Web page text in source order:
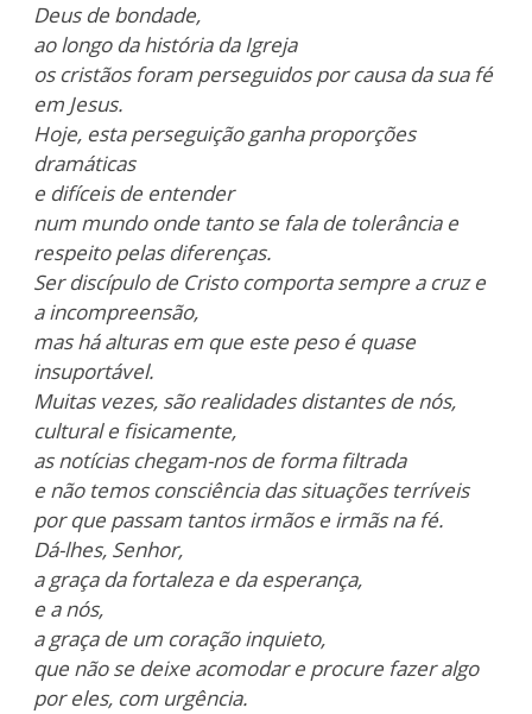
Deus de bondade,
ao longo da história da Igreja
os cristãos foram perseguidos por causa da sua fé
em Jesus.
Hoje, esta perseguição ganha proporções
dramáticas
e difíceis de entender
num mundo onde tanto se fala de tolerância e
respeito pelas diferenças.
Ser discípulo de Cristo comporta sempre a cruz e
a incompreensão,
mas há alturas em que este peso é quase
insuportável.
Muitas vezes, são realidades distantes de nós,
cultural e fisicamente,
as notícias chegam-nos de forma filtrada
e não temos consciência das situações terríveis
por que passam tantos irmãos e irmãs na fé.
Dá-lhes, Senhor,
a graça da fortaleza e da esperança,
e a nós,
a graça de um coração inquieto,
que não se deixe acomodar e procure fazer algo
por eles, com urgência.